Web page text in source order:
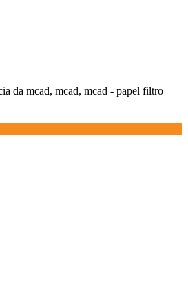
da mcad, mcad, mcad - papel filtro